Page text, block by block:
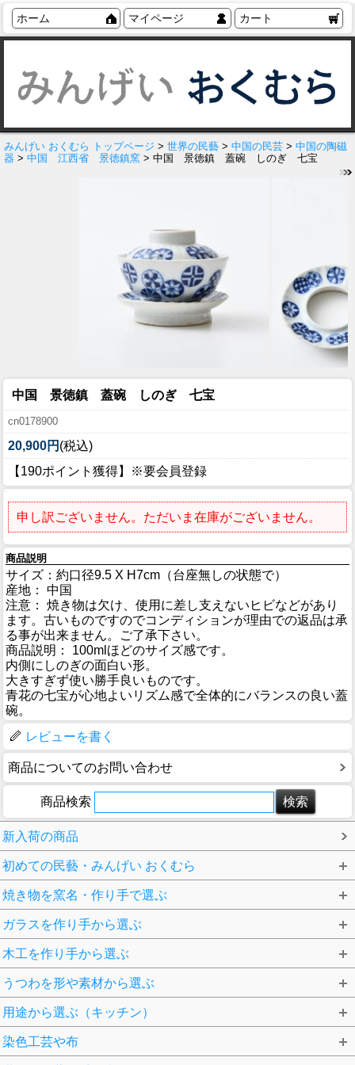
ホーム マイページ カート
みんげい おくむら トップページ > 世界の民藝 > 中国の民芸 > 中国の陶磁
器 > 中国 江西省 景徳鎮窯 > 中国 景徳鎮 蓋碗 しのぎ 七宝
中国 景徳鎮 蓋碗 しのぎ 七宝
cn0178900
20,900円 (税込)
【190ポイント獲得】※要会員登録
申し訳ございません。ただいま在庫がございません。
商品説明
サイズ：約口径9.5 X H7cm（台座無しの状態で）
産地： 中国
注意： 焼き物は欠け、使用に差し支えないヒビなどがあり
ます。古いものですのでコンディションが理由での返品は承
る事が出来ません。ご了承下さい。
商品説明： 100mlほどのサイズ感です。
内側にしのぎの面白い形。
大きすぎず使い勝手良いものです。
青花の七宝が心地よいリズム感で全体的にバランスの良い蓋
碗。
レビューを書く
商品についてのお問い合わせ
商品検索
新入荷の商品
初めての民藝・みんげい おくむら
焼き物を窯名・作り手で選ぶ
ガラスを作り手から選ぶ
木工を作り手から選ぶ
うつわを形や素材から選ぶ
用途から選ぶ（キッチン）
染色工芸や布